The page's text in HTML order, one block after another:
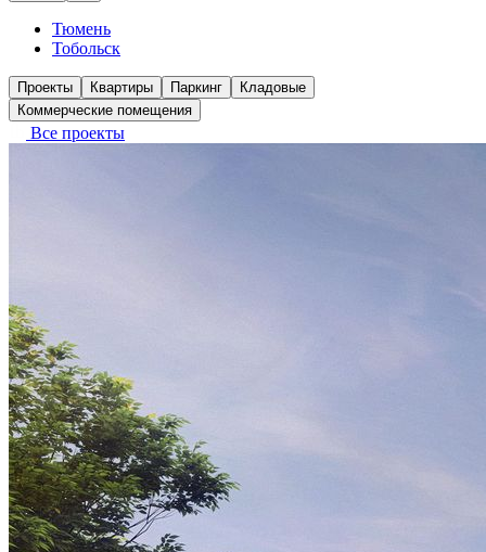
Тюмень
Тобольск
Проекты Квартиры Паркинг
Кладовые
Коммерческие помещения
Все проекты